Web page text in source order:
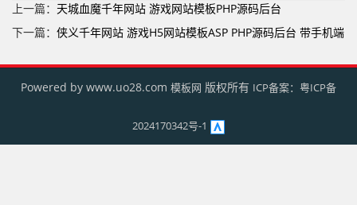
上一篇： 天城血魔千年网站 游戏网站模板PHP源码后台
下一篇： 侠义千年网站 游戏H5网站模板ASP PHP源码后台 带手机端
Powered by www.uo28.com 模板网 版权所有 ICP备案： 粤ICP备
2024170342号-1